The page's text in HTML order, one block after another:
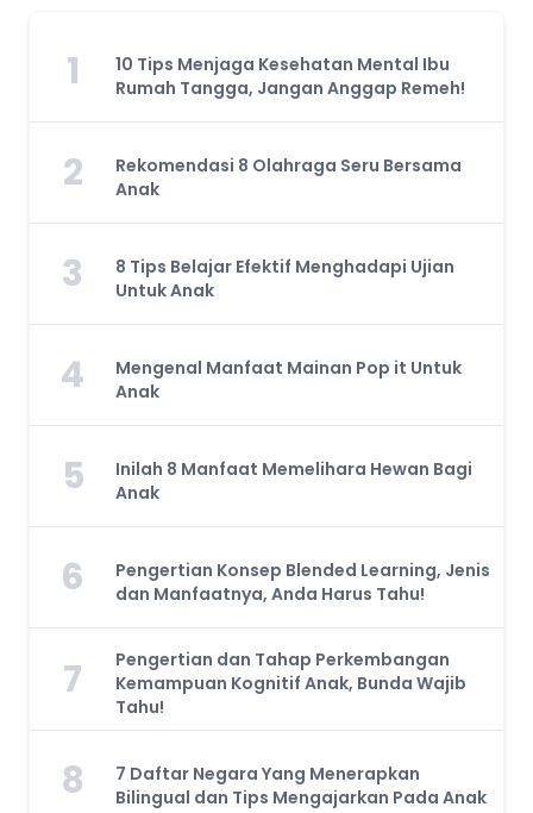
1
10 Tips Menjaga Kesehatan Mental Ibu
Rumah Tangga, Jangan Anggap Remeh!
2
Rekomendasi 8 Olahraga Seru Bersama
Anak
3
8 Tips Belajar Efektif Menghadapi Ujian
Untuk Anak
4
Mengenal Manfaat Mainan Pop it Untuk
Anak
5
Inilah 8 Manfaat Memelihara Hewan Bagi
Anak
6
Pengertian Konsep Blended Learning, Jenis
dan Manfaatnya, Anda Harus Tahu!
7
Pengertian dan Tahap Perkembangan
Kemampuan Kognitif Anak, Bunda Wajib
Tahu!
8
7 Daftar Negara Yang Menerapkan
Bilingual dan Tips Mengajarkan Pada Anak